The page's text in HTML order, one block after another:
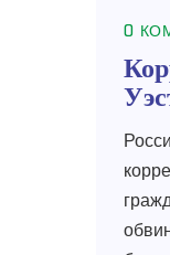
0